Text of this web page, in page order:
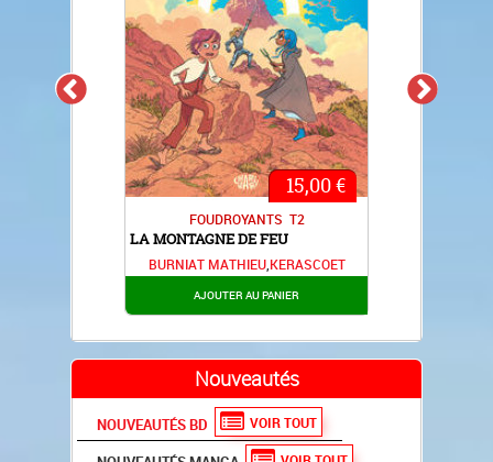
FOUDROYANTS T2
LA MONTAGNE DE FEU
BURNIAT MATHIEU, KERASCOET
15,00 €
AJOUTER AU PANIER
Nouveautés
NOUVEAUTÉS BD VOIR TOUT